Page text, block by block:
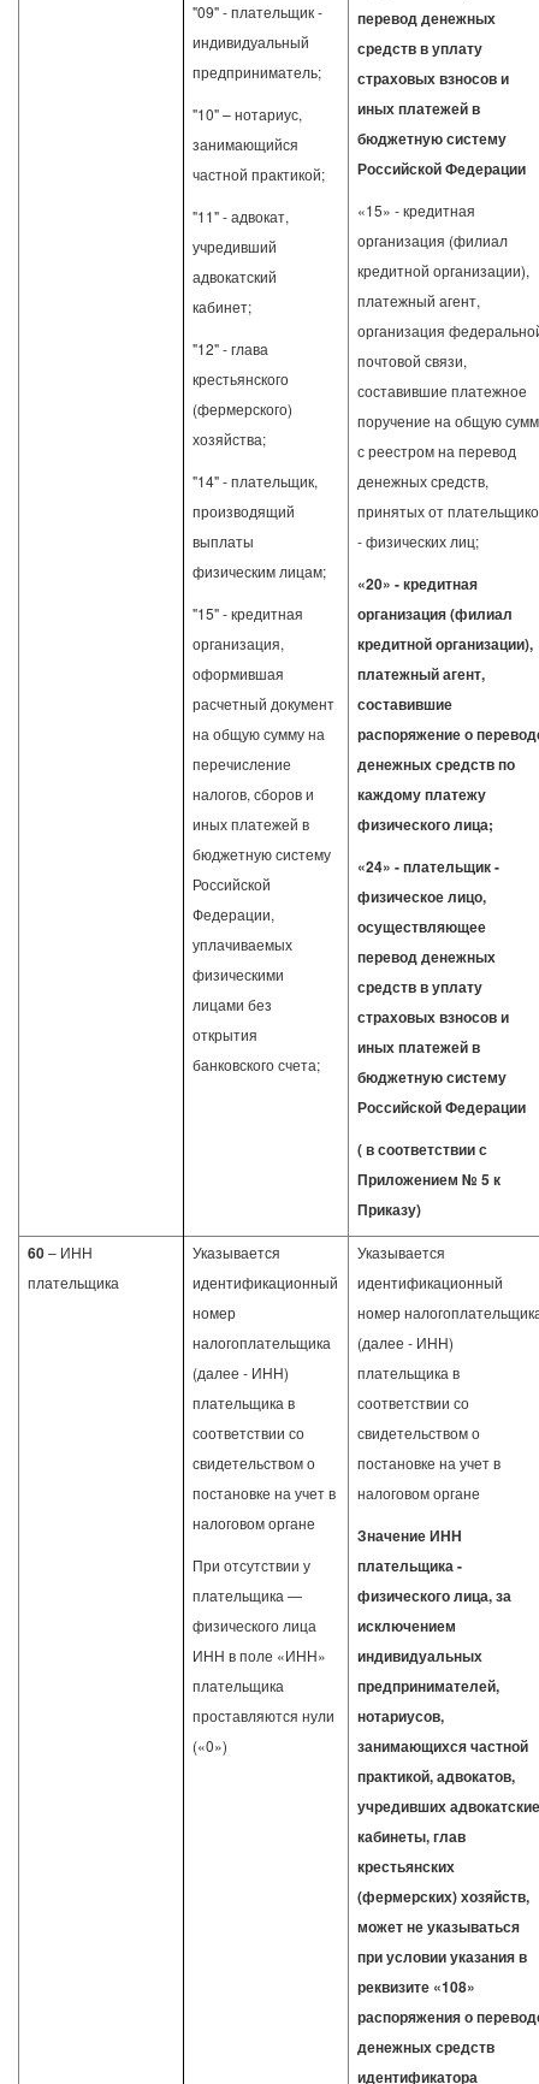
"09" - плательщик -
индивидуальный
предприниматель;
"10" – нотариус,
занимающийся
частной практикой;
"11" - адвокат,
учредивший
адвокатский
кабинет;
"12" - глава
крестьянского
(фермерского)
хозяйства;
"14" - плательщик,
производящий
выплаты
физическим лицам;
"15" - кредитная
организация,
оформившая
расчетный документ
на общую сумму на
перечисление
налогов, сборов и
иных платежей в
бюджетную систему
Российской
Федерации,
уплачиваемых
физическими
лицами без
открытия
банковского счета;
перевод денежных
средств в уплату
страховых взносов и
иных платежей в
бюджетную систему
Российской Федерации
«15» - кредитная
организация (филиал
кредитной организации),
платежный агент,
организация
почтовой связи,
составившие платежное
поручение на общую
с реестром на перевод
денежных средств,
принятых от
- физических лиц;
«20» - кредитная
организация (филиал
кредитной организации),
платежный агент,
составившие
распоряжение о
денежных средств по
каждому платежу
физического лица;
«24» - плательщик -
физическое лицо,
осуществляющее
перевод денежных
средств в уплату
страховых взносов и
иных платежей в
бюджетную систему
Российской Федерации
( в соответствии с
Приложением № 5 к
Приказу)
60– ИНН
плательщика
Указывается
идентификационный
номер
налогоплательщика
(далее - ИНН)
плательщика в
соответствии со
свидетельством о
постановке на учет в
налоговом органе
При отсутствии у
плательщика —
физического лица
ИНН в поле «ИНН»
плательщика
проставляются нули
(«0»)
Указывается
идентификационный
номер
(далее - ИНН)
плательщика в
соответствии со
свидетельством о
постановке на учет в
налоговом органе
Значение ИНН
плательщика -
физического лица, за
исключением
индивидуальных
предпринимателей,
нотариусов,
занимающихся частной
практикой, адвокатов,
учредивших
кабинеты, глав
крестьянских
(фермерских) хозяйств,
может не указываться
при условии указания в
реквизите «108»
распоряжения о
денежных средств
идентификатора